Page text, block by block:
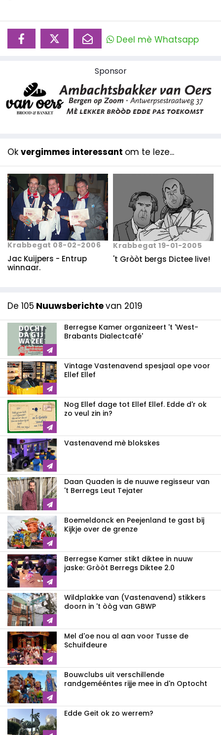
Deel mè Whatsapp
Sponsor
Ok vergimmes interessant om te leze...
Krabbegat 08-02-2006
Jac Kuijpers - Entrup
winnaar.
Krabbegat 19-01-2005
't Gròòt bergs Dictee live!
De 105 Nuuwsberichtevan 2019
Berregse Kamer organizeert 't 'West-
Brabants Dialectcafé'
Vintage Vastenavend spesjaal ope voor
Ellef Ellef
Nog Ellef dage tot Ellef Ellef. Edde d'r ok
zo veul zin in?
Vastenavend mè blokskes
Daan Quaden is de nuuwe regisseur van
't Berregs Leut Tejater
Boemeldonck en Peejenland te gast bij
Kijkje over de grenze
Berregse Kamer stikt diktee in nuuw
jaske: Gròòt Berregs Diktee 2.0
Wildplakke van (Vastenavend) stikkers
doorn in 't òòg van GBWP
Mel d'oe nou al aan voor Tusse de
Schuifdeure
Bouwclubs uit verschillende
randgemééntes rijje mee in d'n Optocht
Edde Geit ok zo werrem?